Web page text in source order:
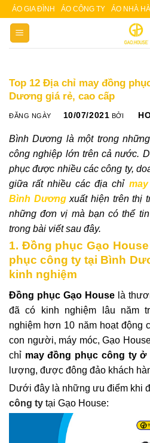
Skip
content
ÁO GIA ĐÌNH ÁO CÔNG TY ÁO NHÀ
Top 12 Địa chỉ may đồng
Dương giá rẻ, cao cấp
ĐĂNG NGÀY 10/07/2021 BỞI
Bình Dương là một trong
công nghiệp lớn trên cả nước.
phục được nhiều các công ty,
giữa rất nhiều các địa chỉ
Bình Dươngxuất hiện trên thị
những đơn vị mà bạn có thể
trong bài viết sau đây.
1. Đồng phục Gạo
phục công ty tại Bình
kinh nghiệm
Đồng phục Gạo House là
đã có kinh nghiệm lâu năm
nghiệm hơn 10 năm hoạt động
con người, máy móc, Gạo
chỉ may đồng phục công ty
lượng, được đông đảo khách
Dưới đây là những ưu điểm khi
công ty tại Gạo House: